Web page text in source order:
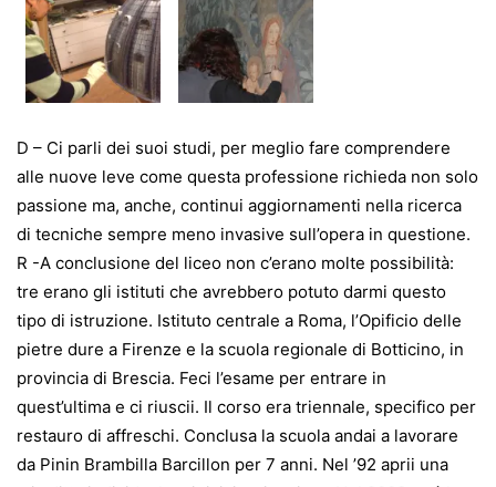
D – Ci parli dei suoi studi, per meglio fare comprendere
alle nuove leve come questa professione richieda non solo
passione ma, anche, continui aggiornamenti nella ricerca
di tecniche sempre meno invasive sull’opera in questione.
R -A conclusione del liceo non c’erano molte possibilità:
tre erano gli istituti che avrebbero potuto darmi questo
tipo di istruzione. Istituto centrale a Roma, l’Opificio delle
pietre dure a Firenze e la scuola regionale di Botticino, in
provincia di Brescia. Feci l’esame per entrare in
quest’ultima e ci riuscii. Il corso era triennale, specifico per
restauro di affreschi. Conclusa la scuola andai a lavorare
da Pinin Brambilla Barcillon per 7 anni. Nel ’92 aprii una